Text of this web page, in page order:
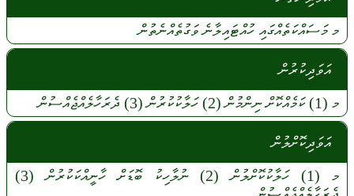
މމަސައްކަތެއްގައި ހުއްޓައިލާނެވަގުތެއްނެތުން
އަވަދިކުރުން
މ (1) ކަމެއްކޮށްނިންމުން(2) ހަލާކުކުރުން(3) ދެރަހާލެއްޖެއްސުން
އަވަދިކޮށްލުން
މ (1) ހަލާކުކޮށްލުން (2) ނުލާހިކުބޮޑަށްހާނީއްކަކުރުން (3)